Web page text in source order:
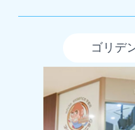
ゴリデ